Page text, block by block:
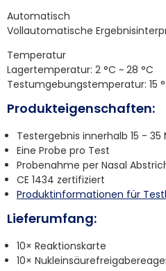
Automatisch
Vollautomatische
Temperatur
Lagertemperatur: 2 °C ~ 28 °C
Testumgebungstemperatur: 15
Produkteigenschaften:
Testergebnis innerhalb 15 - 35
Eine Probe pro Test
Probenahme per Nasal
CE 1434 zertifiziert
Produktinformationen für
Lieferumfang:
10× Reaktionskarte
10×